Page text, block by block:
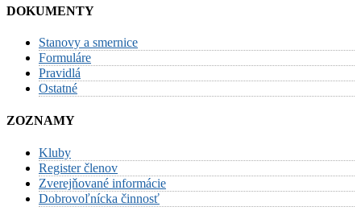
DOKUMENTY
Stanovy a smernice
Formuláre
Pravidlá
Ostatné
ZOZNAMY
Kluby
Register členov
Zverejňované informácie
Dobrovoľnícka činnosť